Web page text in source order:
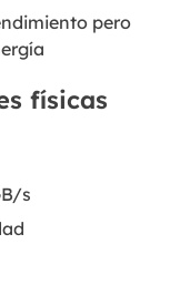
pero
físicas
s